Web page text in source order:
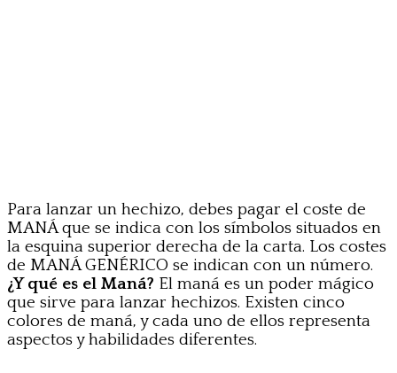
Para lanzar un hechizo, debes pagar el coste de
MANÁ que se indica con los símbolos situados en
la esquina superior derecha de la carta. Los costes
de MANÁ GENÉRICO se indican con un número.
¿Y qué es el Maná? El maná es un poder mágico
que sirve para lanzar hechizos. Existen cinco
colores de maná, y cada uno de ellos representa
aspectos y habilidades diferentes.